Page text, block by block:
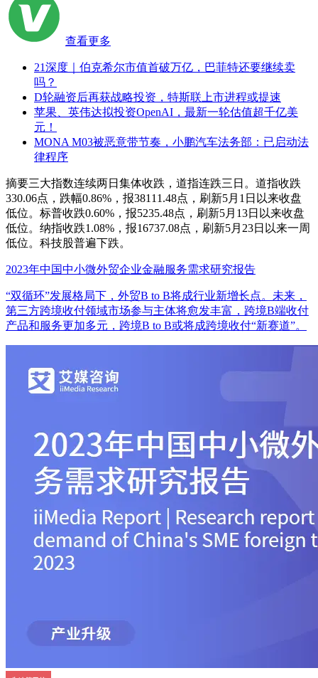
查看更多
21深度｜伯克希尔市值首破万亿，巴菲特还要继续卖
吗？
D轮融资后再获战略投资，特斯联上市进程或提速
苹果、英伟达拟投资OpenAI，最新一轮估值超千亿美
元！
MONA M03被恶意带节奏，小鹏汽车法务部：已启动法
律程序
摘要三大指数连续两日集体收跌，道指连跌三日。道指收跌
330.06点，跌幅0.86%，报38111.48点，刷新5月1日以来收盘
低位。标普收跌0.60%，报5235.48点，刷新5月13日以来收盘
低位。纳指收跌1.08%，报16737.08点，刷新5月23日以来一周
低位。科技股普遍下跌。
2023年中国中小微外贸企业金融服务需求研究报告
“双循环”发展格局下，外贸B to B将成行业新增长点。未来，
第三方跨境收付领域市场参与主体将愈发丰富，跨境B端收付
产品和服务更加多元，跨境B to B或将成跨境收付“新赛道”。